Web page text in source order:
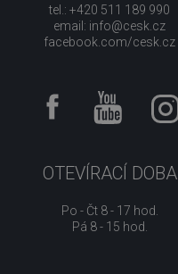
tel.: +420 511 189 990
email: info@cesk.cz
facebook.com/cesk.cz
OTEVÍRACÍ DOBA
Po - Čt 8 - 17 hod.
Pá 8 - 15 hod.